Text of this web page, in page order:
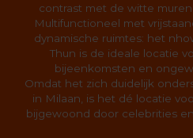
contrast met de witte
Multifunctioneel met
dynamische ruimtes: het
Thun is de ideale locatie
bijeenkomsten en
Omdat het zich duidelijk
in Milaan, is het dé locatie
bijgewoond door celebrities